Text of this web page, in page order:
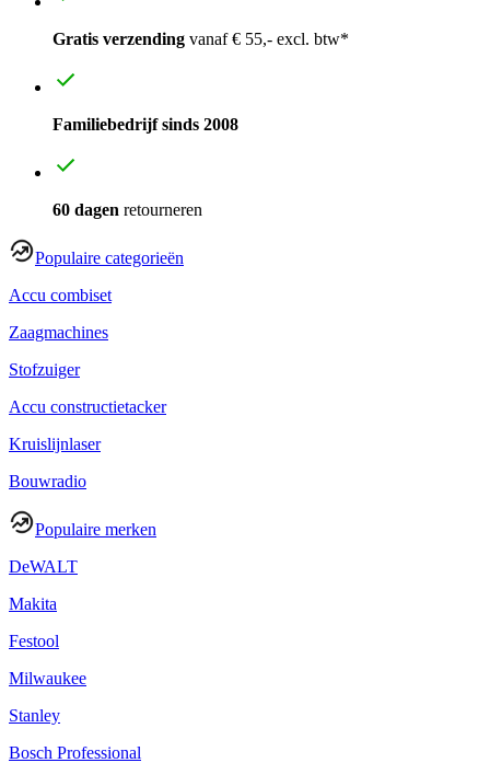
Gratis verzending vanaf € 55,- excl. btw*
Familiebedrijf sinds 2008
60 dagen retourneren
Populaire categorieën
Accu combiset
Zaagmachines
Stofzuiger
Accu constructietacker
Kruislijnlaser
Bouwradio
Populaire merken
DeWALT
Makita
Festool
Milwaukee
Stanley
Bosch Professional